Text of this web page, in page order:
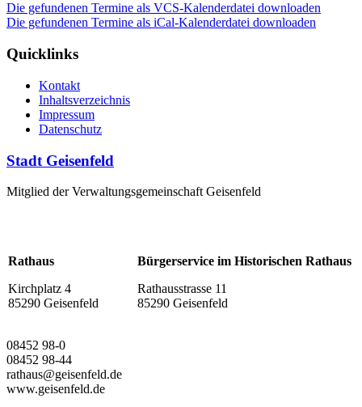
Die gefundenen Termine als VCS-Kalenderdatei downloaden
Die gefundenen Termine als iCal-Kalenderdatei downloaden
Quicklinks
Kontakt
Inhaltsverzeichnis
Impressum
Datenschutz
Stadt Geisenfeld
Mitglied der Verwaltungsgemeinschaft Geisenfeld
Rathaus
Kirchplatz 4
85290 Geisenfeld
Bürgerservice im Historischen Rathaus
Rathausstrasse 11
85290 Geisenfeld
08452 98-0
08452 98-44
rathaus@geisenfeld.de
www.geisenfeld.de